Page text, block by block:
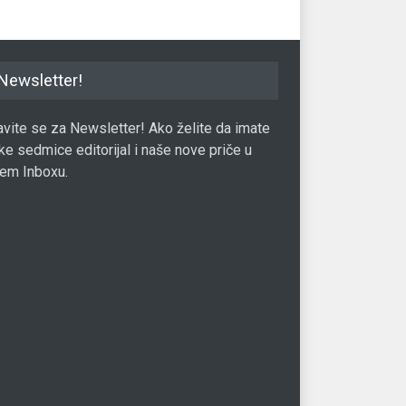
se za Newsletter! Ako želite da imate
sedmice editorijal i naše nove priče u
Inboxu.